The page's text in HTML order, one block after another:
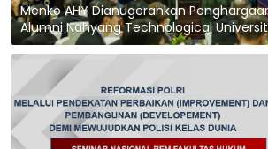
Menko AHY Dianugerahkan
Alumni Nahyang Technological